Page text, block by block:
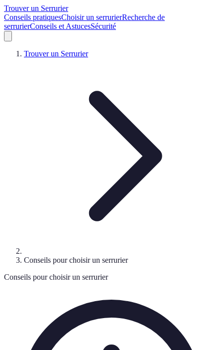
Trouver un Serrurier
Conseils pratiquesChoisir un serrurierRecherche de
serrurierConseils et AstucesSécurité
Trouver un Serrurier
Conseils pour choisir un serrurier
Conseils pour choisir un serrurier